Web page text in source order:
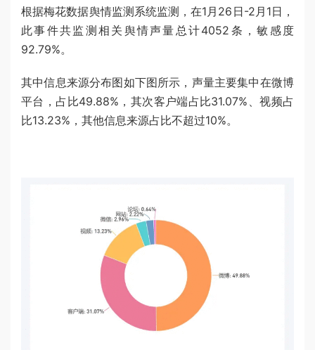
根据梅花数据舆情监测系统监测，在1月26日-2月1日，
此事件共监测相关舆情声量总计4052条，敏感度
92.79%。
其中信息来源分布图如下图所示，声量主要集中在微博
平台，占比49.88%，其次客户端占比31.07%、视频占
比13.23%，其他信息来源占比不超过10%。